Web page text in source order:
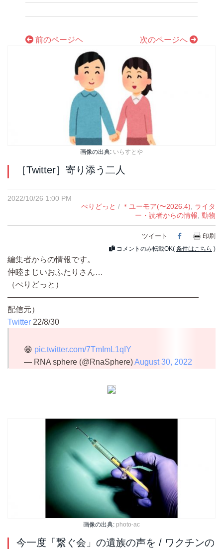
前のページヘ 次のページへ
画像の出典: いらすとや
［Twitter］寄り添う二人
2022/10/26 1:00 PM
ぺりどっと / ＊ユーモア(〜2026.4), ライタ
ー・読者からの情報, 動物
ツイート Facebook
印刷
コメントのみ転載OK( 条件はこちら )
編集者からの情報です。
仲睦まじいおふたりさん…
（ぺりどっと）
————————————————————————
配信元）
Twitter 22/8/30
😁 pic.twitter.com/7TmImL1qIY
— RNA sphere (@RnaSphere)August 30, 2022
画像の出典: photo-ac
今一度「繋ぐ会」の遺族の声を / ワクチンの